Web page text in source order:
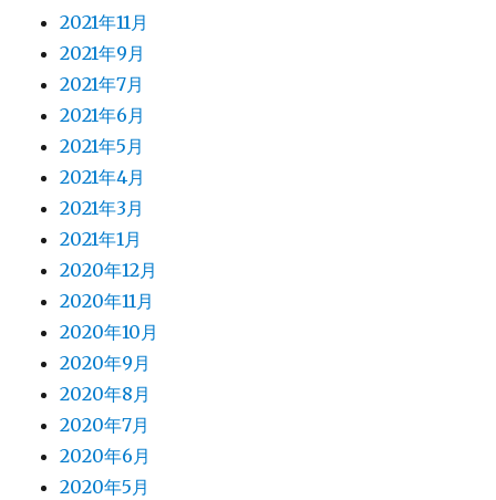
2021年11月
2021年9月
2021年7月
2021年6月
2021年5月
2021年4月
2021年3月
2021年1月
2020年12月
2020年11月
2020年10月
2020年9月
2020年8月
2020年7月
2020年6月
2020年5月